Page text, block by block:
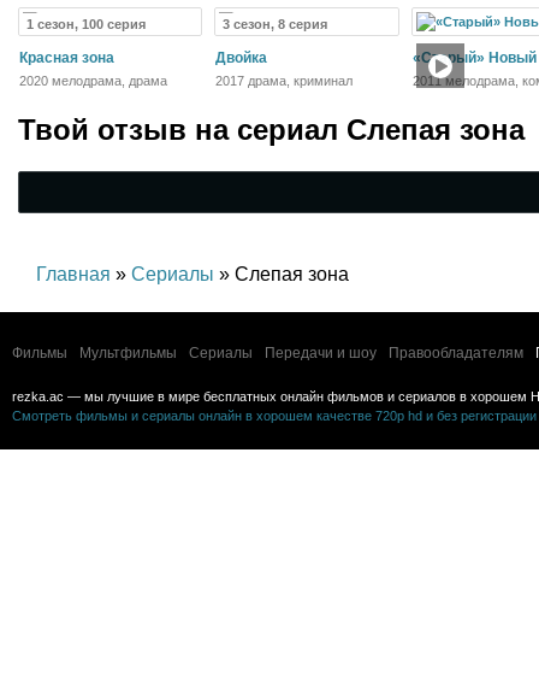
1 сезон, 100 серия
Красная зона
2020 мелодрама, драма
3 сезон, 8 серия
Двойка
2017 драма, криминал
«Старый» Новый
2011 мелодрама,
Твой отзыв на сериал Слепая зона
Главная » Сериалы » Слепая зона
Фильмы Мультфильмы Сериалы Передачи и шоу Правообладателям
rezka.ac — мы лучшие в мире бесплатных онлайн фильмов и сериалов в хорошем
Смотреть фильмы и сериалы онлайн в хорошем качестве 720p hd и без